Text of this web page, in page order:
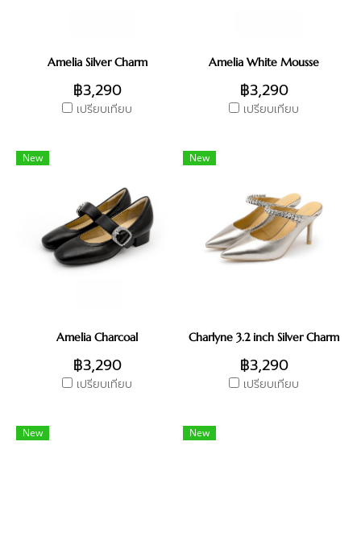
Amelia Silver Charm
฿3,290
เปรียบเทียบ
Amelia White Mousse
฿3,290
เปรียบเทียบ
New
Amelia Charcoal
฿3,290
เปรียบเทียบ
New
Charlyne 3.2 inch Silver Charm
฿3,290
เปรียบเทียบ
New New